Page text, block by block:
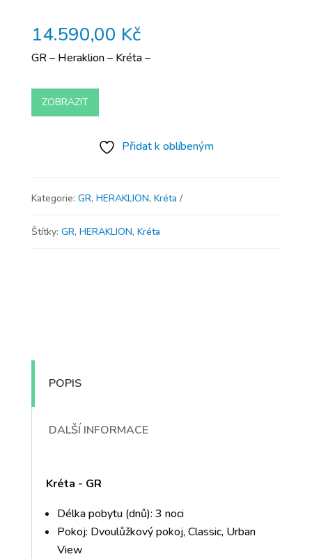
14.590,00 Kč
GR – Heraklion – Kréta –
ZOBRAZIT
Přidat k oblíbeným
Kategorie: GR, HERAKLION, Kréta
Štítky: GR, HERAKLION, Kréta
POPIS
DALŠÍ INFORMACE
Kréta - GR
Délka pobytu (dnů): 3 noci
Pokoj: Dvoulůžkový pokoj, Classic, Urban
View